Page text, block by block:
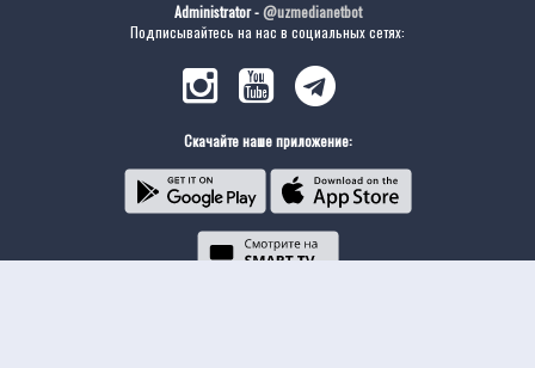
Administrator -@uzmedianetbot
Подписывайтесь на нас в социальных сетях:
Скачайте наше приложение: